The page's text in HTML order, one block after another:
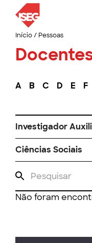
Início/ Pessoas
A B C D E F
Investigador
Ciências Sociais
Não foram